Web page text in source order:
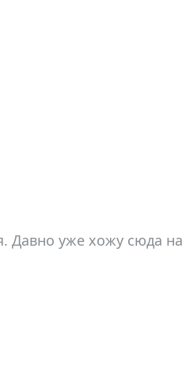
Давно уже хожу сюда на